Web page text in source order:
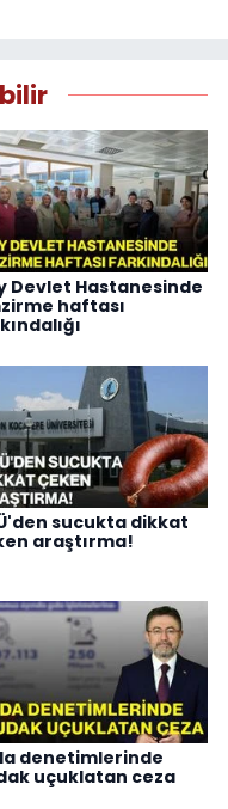
Devlet Hastanesinde
haftası
sucukta dikkat
araştırma!
denetimlerinde
uçuklatan ceza